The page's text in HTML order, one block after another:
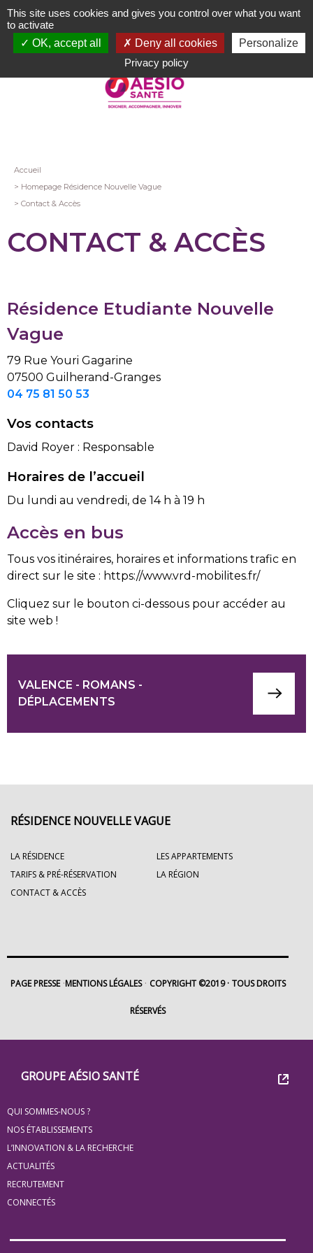
Aller
au
contenu
Fil
d'Ariane
Accueil
Homepage Résidence Nouvelle Vague
Contact & Accès
CONTACT & ACCÈS
Résidence Etudiante Nouvelle
Vague
79 Rue Youri Gagarine
07500 Guilherand-Granges
04 75 81 50 53
Vos contacts
David Royer : Responsable
Horaires de l’accueil
Du lundi au vendredi, de 14 h à 19 h
Accès en bus
Tous vos itinéraires, horaires et informations trafic en
direct sur le site : https://www.vrd-mobilites.fr/
Cliquez sur le bouton ci-dessous pour accéder au
site web !
VALENCE - ROMANS -
DÉPLACEMENTS
Groupe
Eovi
pour
les
minis
site
GROUPE AÉSIO SANTÉ
QUI SOMMES-NOUS ?
NOS ÉTABLISSEMENTS
L’INNOVATION & LA RECHERCHE
ACTUALITÉS
RECRUTEMENT
CONNECTÉS
RÉSIDENCE NOUVELLE VAGUE
LA RÉSIDENCE
LES APPARTEMENTS
TARIFS & PRÉ-RÉSERVATION
LA RÉGION
CONTACT & ACCÈS
PAGE PRESSE MENTIONS LÉGALES COPYRIGHT ©2019 TOUS DROITS
RÉSERVÉS
This site uses cookies and gives you control over what you want
to activate
OK, accept all
Deny all cookies
Personalize
Privacy policy